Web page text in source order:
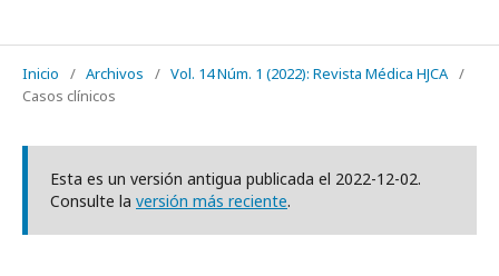
Inicio / Archivos / Vol. 14 Núm. 1 (2022): Revista Médica HJCA /
Casos clínicos
Esta es un versión antigua publicada el 2022-12-02.
Consulte la versión más reciente.